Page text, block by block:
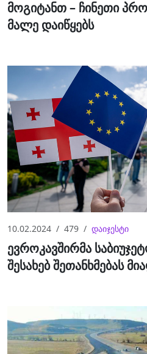
მოგიტანთ – ჩინეთი
მალე დაიწყებს
10.02.2024 479 დაიჯესტი
ევროკავშირმა
შესახებ შეთანხმებას